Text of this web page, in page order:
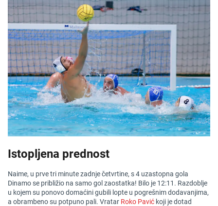
Istopljena prednost
Naime, u prve tri minute zadnje četvrtine, s 4 uzastopna gola
Dinamo se približio na samo gol zaostatka! Bilo je 12:11. Razdoblje
u kojem su ponovo domaćini gubili lopte u pogrešnim dodavanjima,
a obrambeno su potpuno pali. Vratar Roko Pavić koji je dotad